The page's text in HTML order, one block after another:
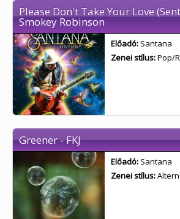
Please Don't Take Your Love
Smokey Robinson
Előadó: Santana
Zenei stílus:Pop/
Greener - FKJ
Előadó: Santana
Zenei stílus: